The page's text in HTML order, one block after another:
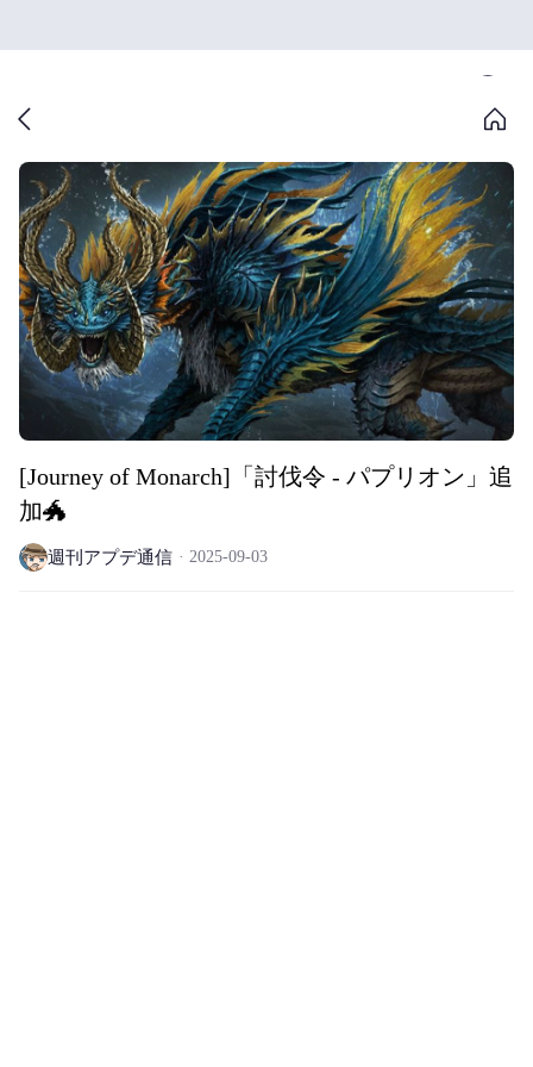
[Journey of Monarch]「討伐令 ‐ パプリオン」追
加🐲
週刊アプデ通信 2025-09-03